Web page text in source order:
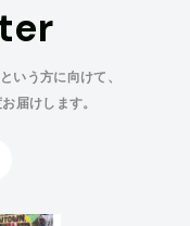
いう方に向けて、
届けします。